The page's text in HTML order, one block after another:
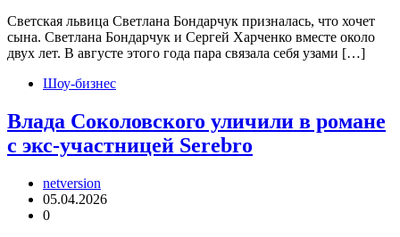
Светская львица Светлана Бондарчук призналась, что хочет
сына. Светлана Бондарчук и Сергей Харченко вместе около
двух лет. В августе этого года пара связала себя узами […]
Шоу-бизнес
Влада Соколовского уличили в романе
с экс-участницей Serebro
netversion
05.04.2026
0